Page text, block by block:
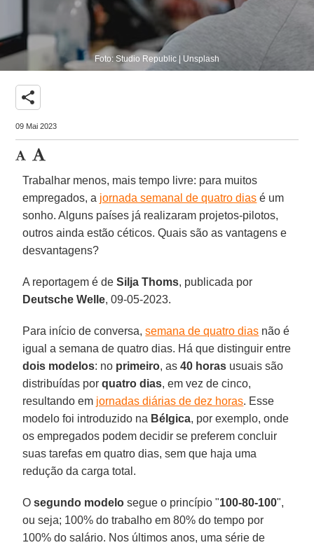
Foto: Studio Republic | Unsplash
share
09 Mai 2023
Trabalhar menos, mais tempo livre: para muitos
empregados, a jornada semanal de quatro dias é um
sonho. Alguns países já realizaram projetos-pilotos,
outros ainda estão céticos. Quais são as vantagens e
desvantagens?
A reportagem é deSilja Thoms, publicada por
Deutsche Welle, 09-05-2023.
Para início de conversa,semana de quatro dias não é
igual a semana de quatro dias. Há que distinguir entre
dois modelos: no primeiro, as40 horas usuais são
distribuídas porquatro dias, em vez de cinco,
resultando em jornadas diárias de dez horas. Esse
modelo foi introduzido na Bélgica, por exemplo, onde
os empregados podem decidir se preferem concluir
suas tarefas em quatro dias, sem que haja uma
redução da carga total.
Osegundo modelo segue o princípio "100-80-100",
ou seja; 100% do trabalho em 80% do tempo por
100% do salário. Nos últimos anos, uma série de